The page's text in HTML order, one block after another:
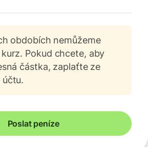
obdobích nemůžeme
Pokud chcete, aby
částka, zaplaťte ze
účtu.
Poslat peníze